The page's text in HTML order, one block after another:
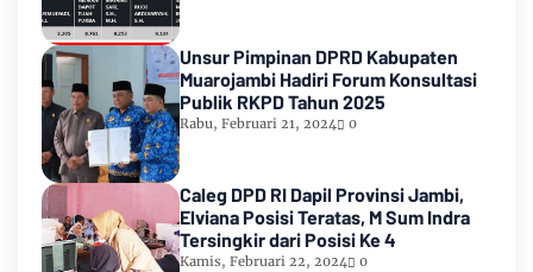
Unsur Pimpinan DPRD Kabupaten
Muarojambi Hadiri Forum Konsultasi
Publik RKPD Tahun 2025
Rabu, Februari 21, 2024 0
Caleg DPD RI Dapil Provinsi Jambi,
Elviana Posisi Teratas, M Sum Indra
Tersingkir dari Posisi Ke 4
Kamis, Februari 22, 2024 0